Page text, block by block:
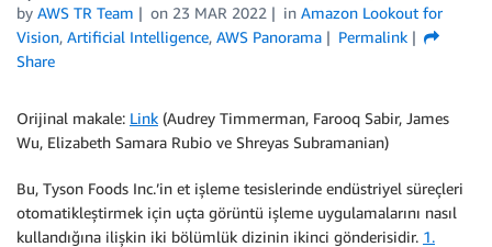
by AWS TR Team on 23 MAR 2022 in Amazon Lookout for
Vision, Artificial Intelligence, AWS Panorama
Permalink
Share
Orijinal makale: Link (Audrey Timmerman, Farooq Sabir, James
Wu, Elizabeth Samara Rubio ve Shreyas Subramanian)
Bu, Tyson Foods Inc.’in et işleme tesislerinde endüstriyel süreçleri
otomatikleştirmek için uçta görüntü işleme uygulamalarını nasıl
kullandığına ilişkin iki bölümlük dizinin ikinci gönderisidir. 1.